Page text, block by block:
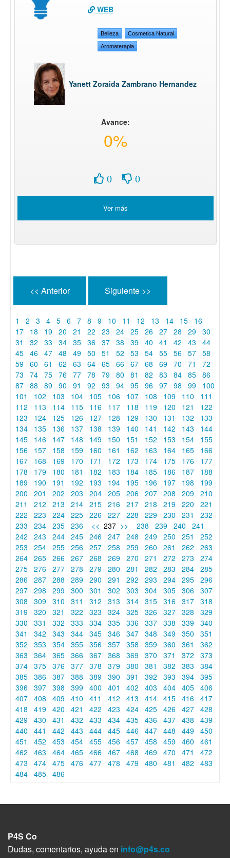
WEB
Belleza Cosmetica Natural
Aromaterapia
Yanett Zoraida Zambrano Hernandez
Avance:
0%
0 0
Ver más
<< Anterior Siguiente >>
1 2 3 4 5 6 7 8 9 10 11 12 13 14 15
16
17
18 19 20 21 22 23 24 25 26 27 28 29 30
31
32 33 34 35 36 37 38 39 40 41 42 43
44
45 46 47 48 49 50 51 52 53 54 55 56 57 58
59 60 61 62 63 64 65 66 67 68 69 70 71
72
73
74 75 76 77 78 79 80 81 82 83 84 85 86
87 88 89 90 91 92 93 94 95 96 97 98 99
100
101
102 103 104 105 106 107 108 109 110
111
112
113 114 115 116 117 118 119 120 121
122
123
124 125 126 127 128 129 130 131 132
133
134
135 136 137 138 139 140 141 142 143
144
145
146 147 148 149 150 151 152 153 154
155
156
157 158 159 160 161 162 163 164 165
166
167
168 169 170 171 172 173 174 175 176
177
178
179 180 181 182 183 184 185 186 187
188
189
190 191 192 193 194 195 196 197 198
199
200
201 202 203 204 205 206 207 208 209 210
211
212 213 214 215 216 217 218 219 220
221
222
223 224 225 226 227 228 229 230 231
232
233
234 235 236 << 237 >> 238 239 240
241
242
243 244 245 246 247 248 249 250 251
252
253
254 255 256 257 258 259 260 261 262
263
264 265 266 267 268 269 270 271 272 273
274
275 276 277 278 279 280 281 282 283 284 285
286 287 288 289 290 291 292 293 294 295 296
297 298 299 300 301 302 303 304 305 306 307
308
309 310 311 312 313 314 315 316 317 318
319 320 321 322 323 324 325 326 327 328
329
330
331 332 333 334 335 336 337 338 339 340
341
342 343 344 345 346 347 348 349 350
351
352
353 354 355 356 357 358 359 360 361
362
363
364 365 366 367 368 369 370 371 372
373
374 375 376 377 378 379 380 381 382 383
384
385 386 387 388 389 390 391 392 393 394 395
396 397 398 399 400 401 402 403 404 405 406
407 408 409 410 411 412 413 414 415 416 417
418
419 420 421 422 423 424 425 426 427 428
429 430 431 432 433 434 435 436 437 438
439
440
441 442 443 444 445 446 447 448 449 450
451
452 453 454 455 456 457 458 459 460
461
462
463 464 465 466 467 468 469 470 471
472
473
474 475 476 477 478 479 480 481 482
483
484 485 486
P4S Co
Dudas, comentarios, ayuda en info@p4s.co